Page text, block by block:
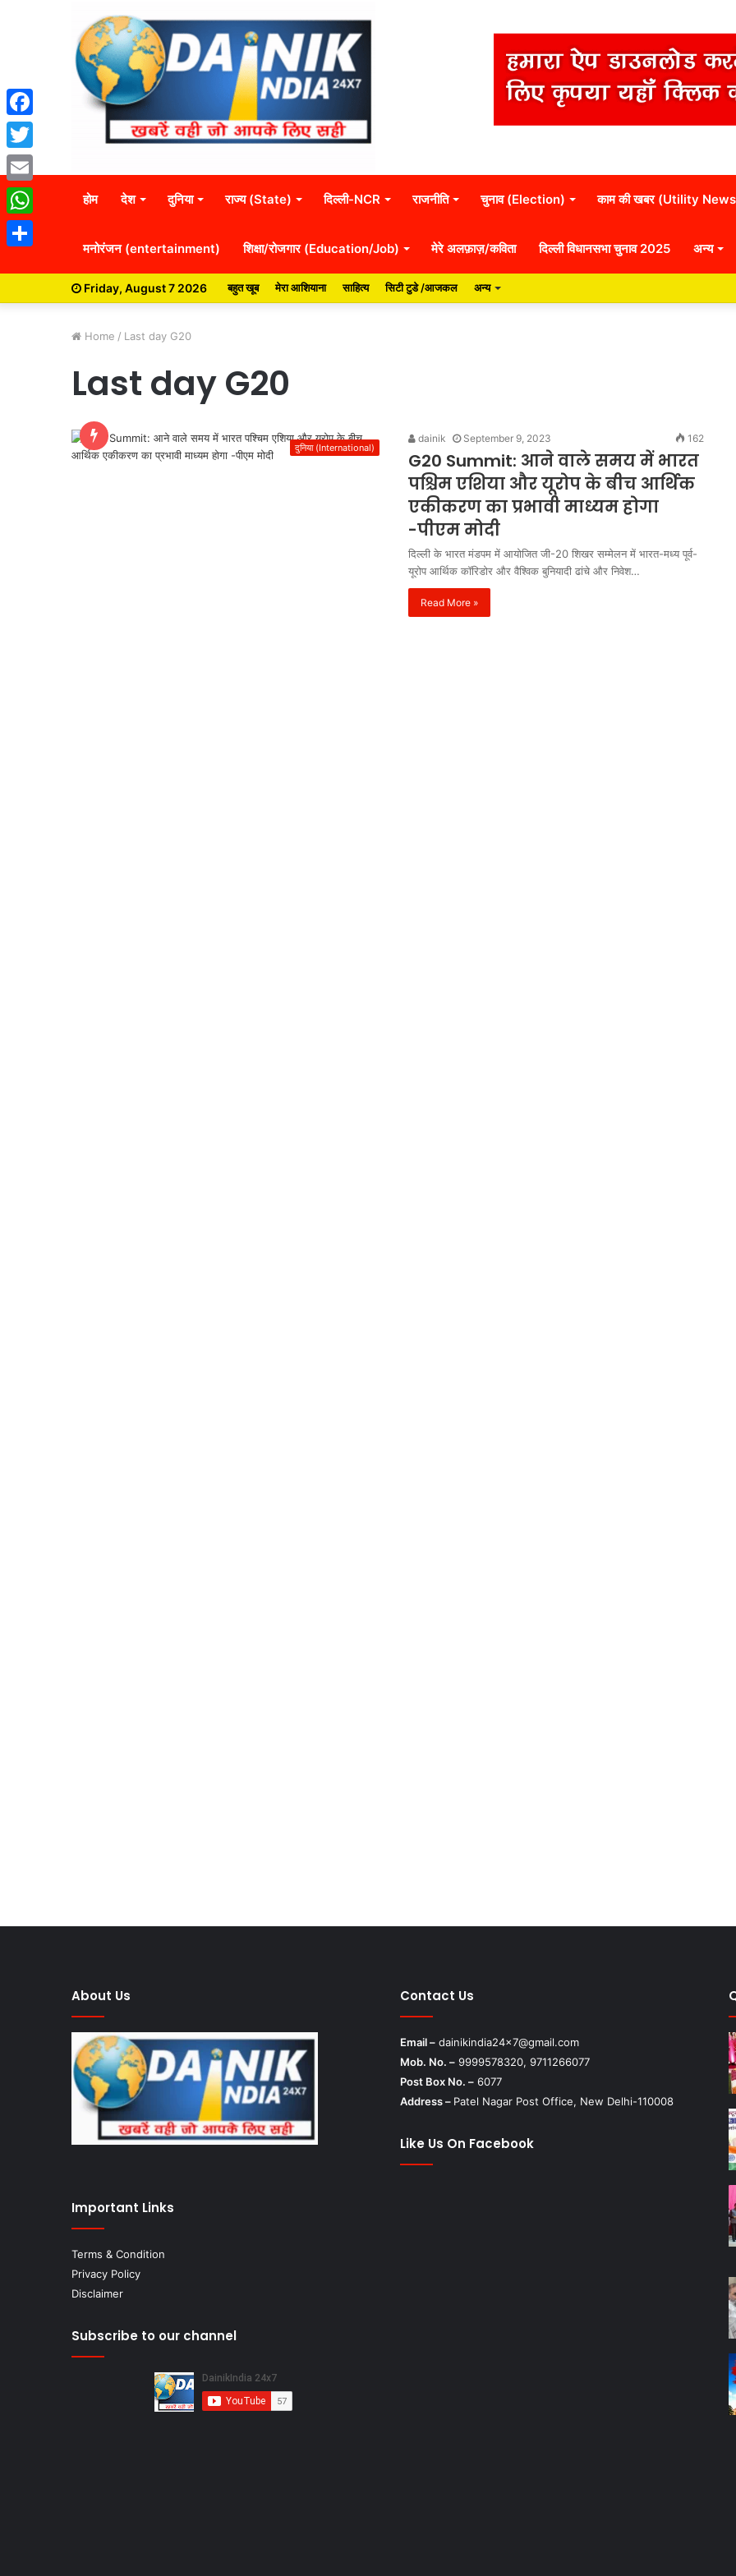
होम देश दुनिया राज्य (State) दिल्ली-NCR राजनीति चुनाव (Election) काम की खबर (Utility
मनोरंजन (entertainment) शिक्षा/रोजगार (Education/Job) मेरे अलफ़ाज़/कविता दिल्ली विधानसभा चुनाव 2025 अन्य
Friday, August 7 2026 बहुत खूब मेरा आशियाना साहित्य सिटी टुडे /आजकल अन्य
Home / Last day G20
Last day G20
दुनिया (International)
dainik September 9, 2023 162
G20 Summit: आने वाले समय में भारत
पश्चिम एशिया और यूरोप के बीच आर्थिक
एकीकरण का प्रभावी माध्यम होगा
-पीएम मोदी
दिल्ली के भारत मंडपम में आयोजित जी-20 शिखर सम्मेलन में भारत-मध्य पूर्व-
यूरोप आर्थिक कॉरिडोर और वैश्विक बुनियादी ढांचे और निवेश…
Read More »
About Us
Important Links
Terms & Condition
Privacy Policy
Disclaimer
Subscribe to our channel
Contact Us
Email – dainikindia24x7@gmail.com
Mob. No. –9999578320, 9711266077
Post Box No. –6077
Address – Patel Nagar Post Office, New Delhi-110008
Like Us On Facebook
Facebook
Twitter
Email
WhatsApp